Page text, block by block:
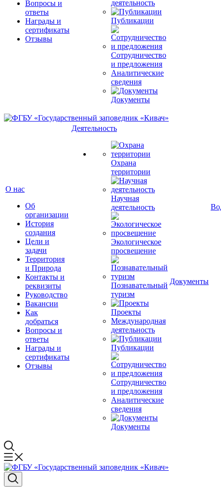
Вопросы и
ответы
Награды и
сертификаты
Отзывы
деятельность
Публикации
Сотрудничество
и предложения
Аналитические
сведения
Документы
О нас
Об
организации
История
создания
Цели и
задачи
Территория
и Природа
Контакты и
реквизиты
Руководство
Вакансии
Как
добраться
Вопросы и
ответы
Награды и
сертификаты
Отзывы
Деятельность
Охрана
территории
Научная
деятельность
Экологическое
просвещение
Познавательный
туризм
Проекты
Международная
деятельность
Публикации
Сотрудничество
и предложения
Аналитические
сведения
Документы
Документы